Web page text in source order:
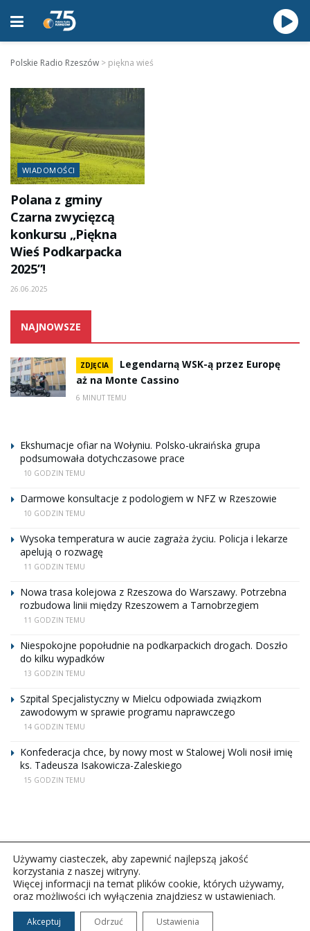
Polskie Radio Rzeszów > piękna wieś
WIADOMOŚCI
Polana z gminy
Czarna zwycięzcą
konkursu „Piękna
Wieś Podkarpacka
2025”!
26.06.2025
NAJNOWSZE
ZDJĘCIA
Legendarną WSK-ą przez Europę
aż na Monte Cassino
6 MINUT TEMU
Ekshumacje ofiar na Wołyniu. Polsko-ukraińska grupa
podsumowała dotychczasowe prace
10 GODZIN TEMU
Darmowe konsultacje z podologiem w NFZ w Rzeszowie
10 GODZIN TEMU
Wysoka temperatura w aucie zagraża życiu. Policja i lekarze
apelują o rozwagę
11 GODZIN TEMU
Nowa trasa kolejowa z Rzeszowa do Warszawy. Potrzebna
rozbudowa linii między Rzeszowem a Tarnobrzegiem
11 GODZIN TEMU
Niespokojne popołudnie na podkarpackich drogach. Doszło
do kilku wypadków
13 GODZIN TEMU
Szpital Specjalistyczny w Mielcu odpowiada związkom
zawodowym w sprawie programu naprawczego
14 GODZIN TEMU
Konfederacja chce, by nowy most w Stalowej Woli nosił imię
ks. Tadeusza Isakowicza-Zaleskiego
15 GODZIN TEMU
Copyright © 2026Polskie Radio Rzeszów S.A. w likwidacj.
Wszelkie prawa zastrzeżone.
Używamy ciasteczek, aby zapewnić najlepszą jakość
korzystania z naszej witryny.
Więcej informacji na temat plików cookie, których używamy,
oraz możliwości ich wyłączenia znajdziesz w ustawieniach.
Akceptuj Odrzuć Ustawienia